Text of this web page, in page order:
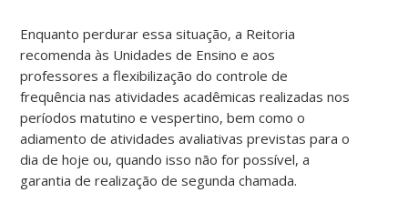
Enquanto perdurar essa situação, a Reitoria
recomenda às Unidades de Ensino e aos
professores a flexibilização do controle de
frequência nas atividades acadêmicas realizadas nos
períodos matutino e vespertino, bem como o
adiamento de atividades avaliativas previstas para o
dia de hoje ou, quando isso não for possível, a
garantia de realização de segunda chamada.